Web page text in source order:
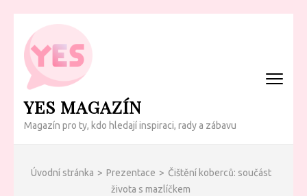
Přeskočit
obsah
(Enter)
YES MAGAZÍN
Magazín pro ty, kdo hledají inspiraci, rady a zábavu
Úvodní stránka > Prezentace > Čištění koberců: součást
života s mazlíčkem